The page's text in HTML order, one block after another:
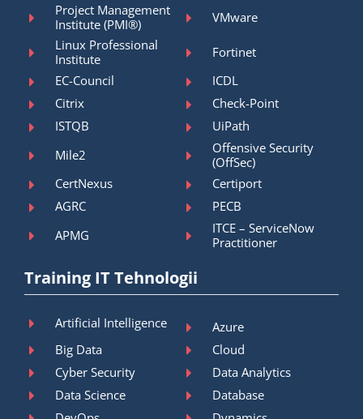
Project Management
Institute (PMI®)
VMware
Linux Professional
Institute
Fortinet
EC-Council
ICDL
Citrix
Check-Point
ISTQB
UiPath
Mile2
Offensive Security
(OffSec)
CertNexus
Certiport
AGRC
PECB
APMG
ITCE – ServiceNow
Practitioner
Training IT Tehnologii
Artificial Intelligence
Azure
Big Data
Cloud
Cyber Security
Data Analytics
Data Science
Database